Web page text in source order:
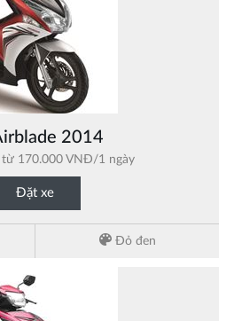
2014
từ 170.000 VNĐ/1 ngày
Đặt xe
Đỏ đen